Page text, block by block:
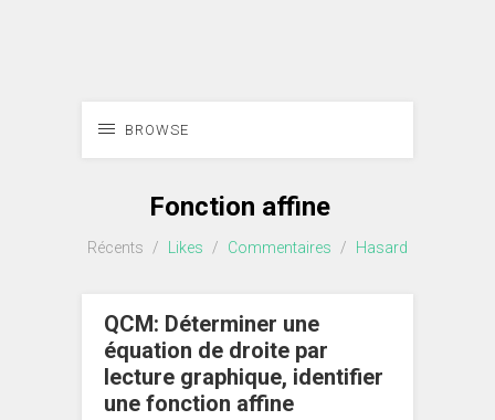
BROWSE
Fonction affine
Récents / Likes / Commentaires / Hasard
QCM: Déterminer une
équation de droite par
lecture graphique, identifier
une fonction affine